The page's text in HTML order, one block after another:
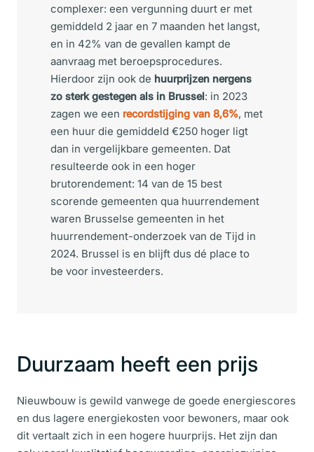
complexer: een vergunning duurt er met
gemiddeld 2 jaar en 7 maanden het langst,
en in 42% van de gevallen kampt de
aanvraag met beroepsprocedures.
Hierdoor zijn ook de huurprijzen nergens
zo sterk gestegen als in Brussel: in 2023
zagen we een recordstijging van 8,6%, met
een huur die gemiddeld €250 hoger ligt
dan in vergelijkbare gemeenten. Dat
resulteerde ook in een hoger
brutorendement: 14 van de 15 best
scorende gemeenten qua huurrendement
waren Brusselse gemeenten in het
huurrendement-onderzoek van de Tijd in
2024. Brussel is en blijft dus dé place to
be voor investeerders.
Duurzaam heeft een prijs
Nieuwbouw is gewild vanwege de goede energiescores
en dus lagere energiekosten voor bewoners, maar ook
dit vertaalt zich in een hogere huurprijs. Het zijn dan